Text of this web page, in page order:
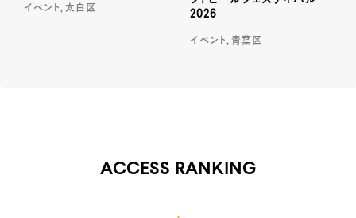
イベント, 太白区
2026
イベント, 青葉区
ACCESS RANKING